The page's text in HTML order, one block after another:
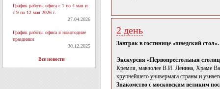
График работы офиса с 1 по 4 мая и
с 9 по 12 мая 2026 г.
27.04.2026
График работы офиса в новогодние
праздники
30.12.2025
Все новости
2 день
Завтрак в гостинице «шведский стол».
Экскурсия «Первопрестольная
Кремля, мавзолее В.И. Ленина, Храме
крупнейшего универмага страны и
Знакомство с московским великим